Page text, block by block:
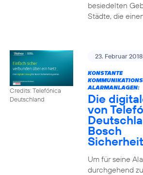
besiedelten
Städte, die
Credits: Telefónica
Deutschland
23. Februar 2018
KONSTANTE
ALARMANLAGEN:
Die
von
Bosch
Um für seine
durchgehend